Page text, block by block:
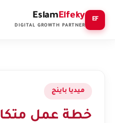
EF
EslamElfeky
DIGITAL GROWTH PARTNER
ميديا باينج
خطة عمل